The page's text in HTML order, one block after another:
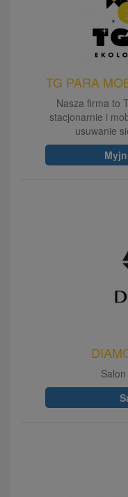
TG PARA
Nasza firma to
stacjonarnie i
usuwanie